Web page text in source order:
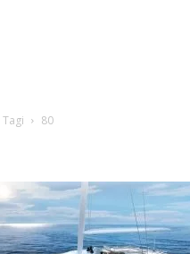
Tagi 80